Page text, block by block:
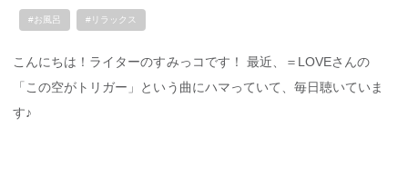
#お風呂 #リラックス
こんにちは！ライターのすみっコです！ 最近、＝LOVEさんの
「この空がトリガー」という曲にハマっていて、毎日聴いていま
す♪